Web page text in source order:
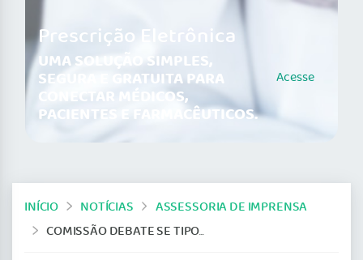
Prescrição Eletrônica
UMA SOLUÇÃO SIMPLES,
SEGURA E GRATUITA PARA
CONECTAR MÉDICOS,
PACIENTES E FARMACÊUTICOS.
Acesse
INÍCIO NOTÍCIAS
ASSESSORIA DE IMPRENSA
COMISSÃO DEBATE SE TIPO DE PARTO É DECISÃO DO PACIENTE OU INDICAÇÃO MÉDICA